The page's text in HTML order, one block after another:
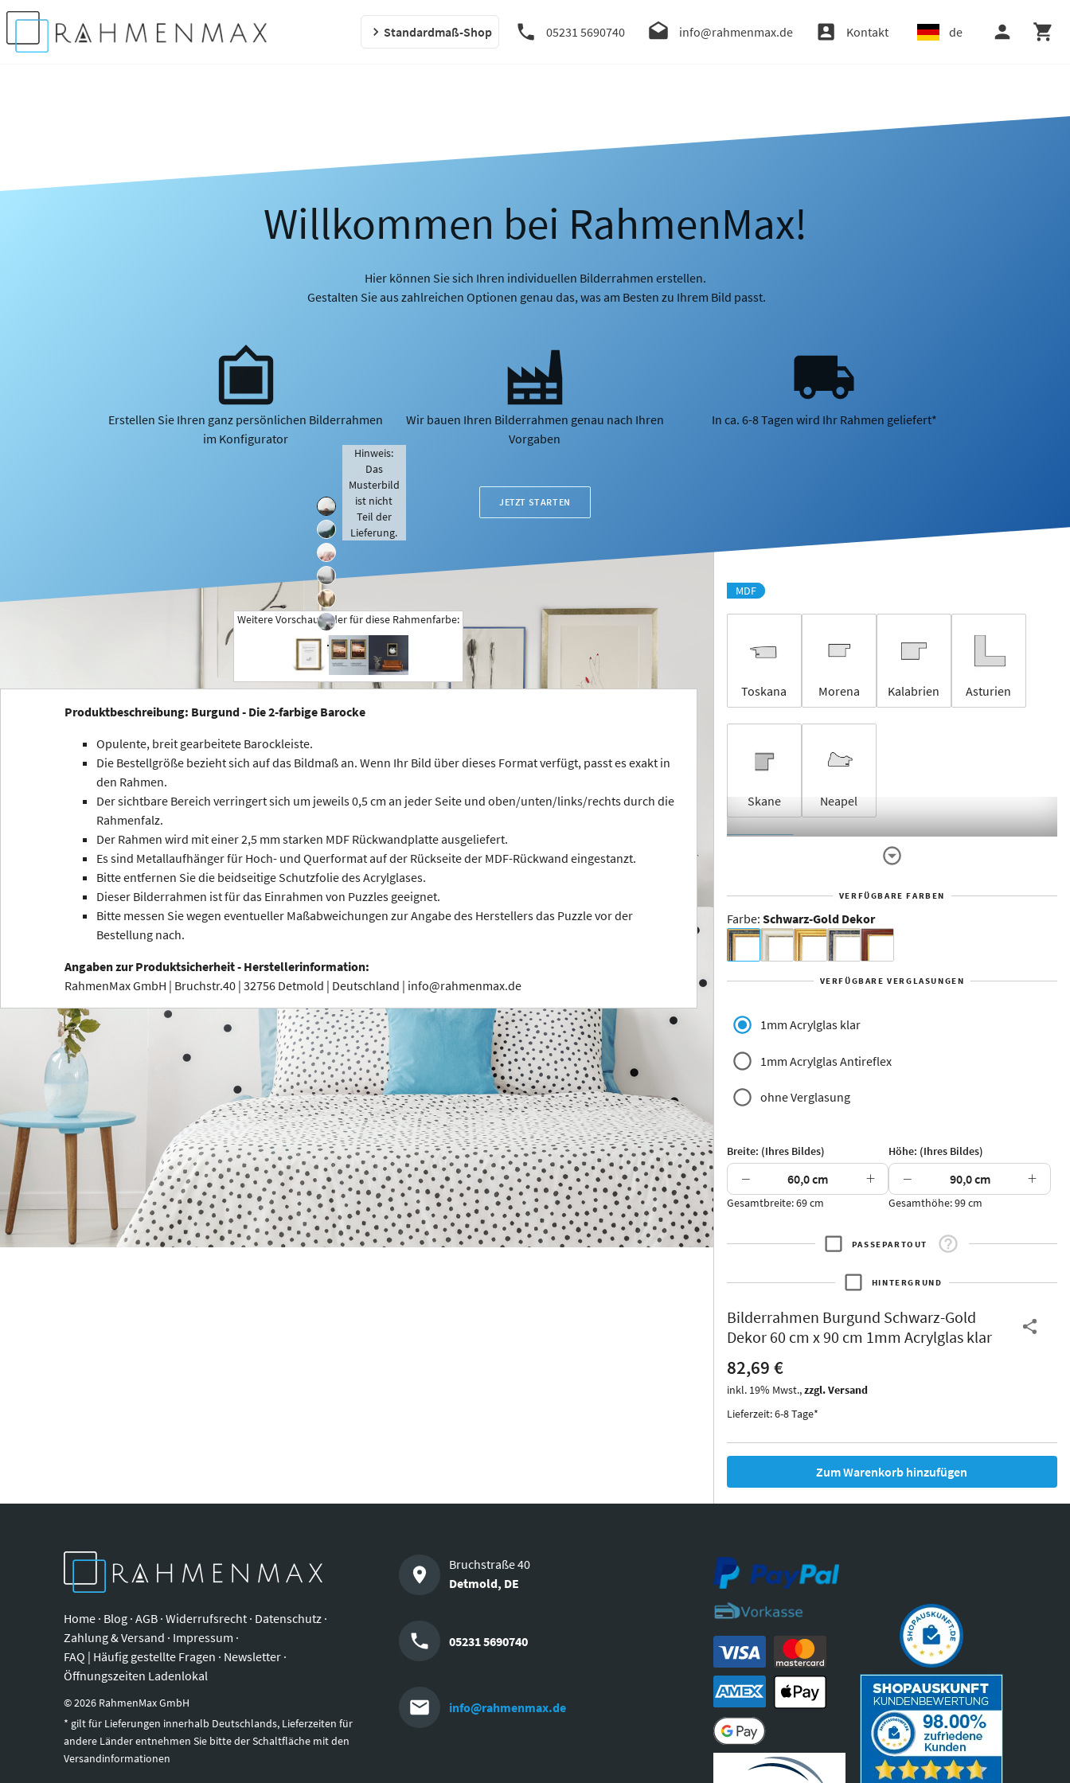
Standardmaß-Shop 05231 5690740 info@rahmenmax.de Kontakt de
Willkommen bei RahmenMax!
Hier können Sie sich Ihren individuellen Bilderrahmen erstellen.
Gestalten Sie aus zahlreichen Optionen genau das, was am Besten zu Ihrem Bild passt.
Erstellen Sie Ihren ganz persönlichen Bilderrahmen
im Konfigurator
Wir bauen Ihren Bilderrahmen genau nach Ihren
Vorgaben
In ca. 6-8 Tagen wird Ihr Rahmen geliefert*
JETZT STARTEN
+
Hinweis:
Das
Musterbild
ist nicht
Teil der
Lieferung.
Weitere Vorschaubilder für diese Rahmenfarbe:
Produktbeschreibung: Burgund - Die 2-farbige Barocke
Opulente, breit gearbeitete Barockleiste.
Die Bestellgröße bezieht sich auf das Bildmaß an. Wenn Ihr Bild über dieses Format verfügt, passt es exakt in
den Rahmen.
Der sichtbare Bereich verringert sich um jeweils 0,5 cm an jeder Seite und oben/unten/links/rechts durch die
Rahmenfalz.
Der Rahmen wird mit einer 2,5 mm starken MDF Rückwandplatte ausgeliefert.
Es sind Metallaufhänger für Hoch- und Querformat auf der Rückseite der MDF-Rückwand eingestanzt.
Bitte entfernen Sie die beidseitige Schutzfolie des Acrylglases.
Dieser Bilderrahmen ist für das Einrahmen von Puzzles geeignet.
Bitte messen Sie wegen eventueller Maßabweichungen zur Angabe des Herstellers das Puzzle vor der
Bestellung nach.
Angaben zur Produktsicherheit - Herstellerinformation:
RahmenMax GmbH | Bruchstr.40 | 32756 Detmold | Deutschland | info@rahmenmax.de
MDF
Toskana Morena Kalabrien Asturien
Skane Neapel
Dakota -
Rahmenloser
Bildhalter
Aluminium
Massivholz
Arran
Thurgau
*Canvas*
Iowa
VERFÜGBARE FARBEN
Farbe: Schwarz-Gold Dekor
VERFÜGBARE VERGLASUNGEN
1mm Acrylglas klar
1mm Acrylglas Antireflex
ohne Verglasung
Breite: (Ihres Bildes)
− +
Gesamtbreite: 69 cm
Höhe: (Ihres Bildes)
− +
Gesamthöhe: 99 cm
PASSEPARTOUT
HINTERGRUND
Bilderrahmen Burgund Schwarz-Gold
Dekor 60 cm x 90 cm 1mm Acrylglas klar
82,69 €
inkl. 19% Mwst.,zzgl. Versand
Lieferzeit: 6-8 Tage*
Zum Warenkorb hinzufügen
Home · Blog · AGB · Widerrufsrecht · Datenschutz ·
Zahlung & Versand · Impressum ·
FAQ | Häufig gestellte Fragen · Newsletter ·
Öffnungszeiten Ladenlokal
©2026 RahmenMax GmbH
* gilt für Lieferungen innerhalb Deutschlands, Lieferzeiten für
andere Länder entnehmen Sie bitte der Schaltfläche mit den
Versandinformationen
Bruchstraße 40
Detmold, DE
05231 5690740
info@rahmenmax.de